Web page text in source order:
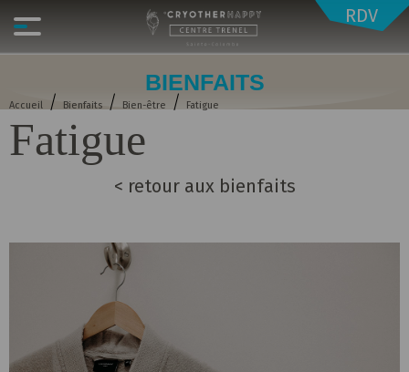
RDV
BIENFAITS
Accueil / Bienfaits / Bien-être / Fatigue
Fatigue
< retour aux bienfaits